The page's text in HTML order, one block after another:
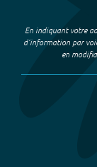
En indiquant votre
d’information par
en